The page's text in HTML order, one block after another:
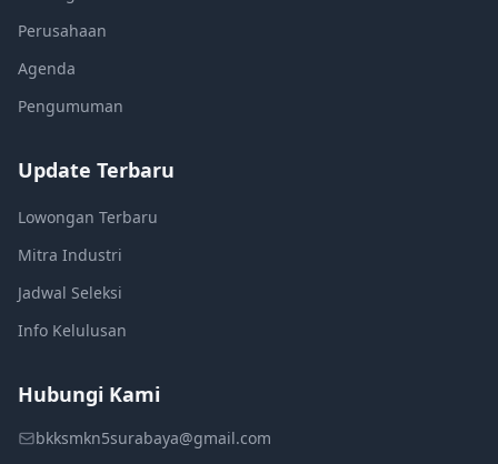
Perusahaan
Agenda
Pengumuman
Update Terbaru
Lowongan Terbaru
Mitra Industri
Jadwal Seleksi
Info Kelulusan
Hubungi Kami
bkksmkn5surabaya@gmail.com